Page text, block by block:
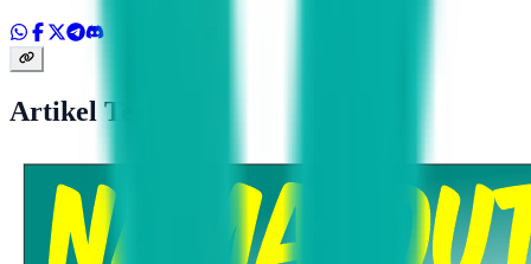
Artikel Terkait